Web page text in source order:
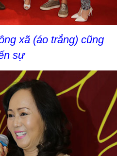
xã (áo trắng) cũng
sự